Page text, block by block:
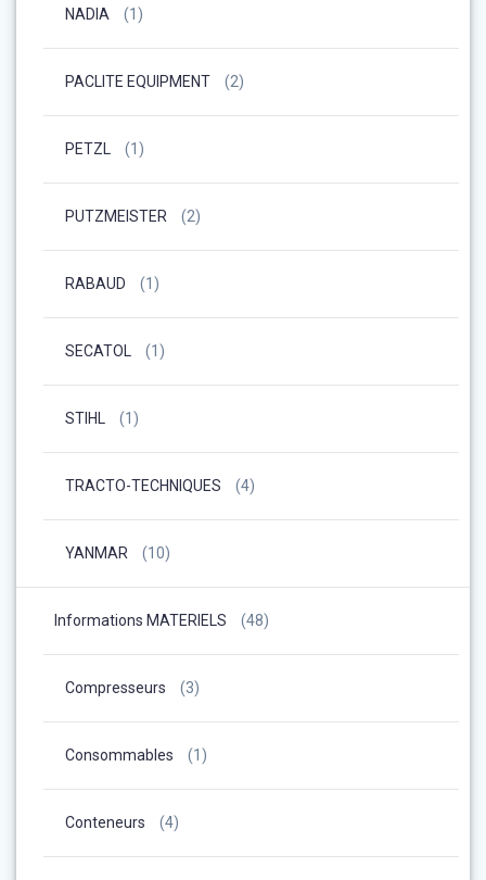
NADIA (1)
PACLITE EQUIPMENT (2)
PETZL (1)
PUTZMEISTER (2)
RABAUD (1)
SECATOL (1)
STIHL (1)
TRACTO-TECHNIQUES (4)
YANMAR (10)
Informations MATERIELS (48)
Compresseurs (3)
Consommables (1)
Conteneurs (4)